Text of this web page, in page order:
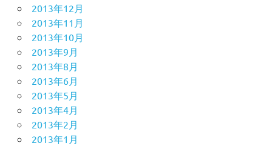
2013年12月
2013年11月
2013年10月
2013年9月
2013年8月
2013年6月
2013年5月
2013年4月
2013年2月
2013年1月